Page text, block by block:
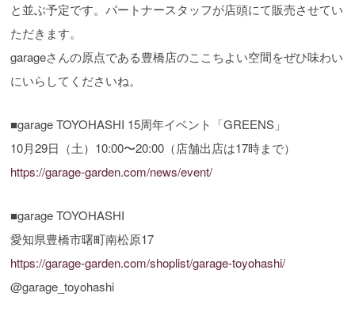
と並ぶ予定です。パートナースタッフが店頭にて販売させてい
ただきます。
garageさんの原点である豊橋店のここちよい空間をぜひ味わい
にいらしてくださいね。
■garage TOYOHASHI 15周年イベント「GREENS」
10月29日（土）10:00〜20:00（店舗出店は17時まで）
https://garage-garden.com/news/event/
■garage TOYOHASHI
愛知県豊橋市曙町南松原17
https://garage-garden.com/shoplist/garage-toyohashi/
@garage_toyohashi